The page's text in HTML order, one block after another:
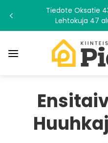
content
Tiedote Oksatie
Lehtokuja 47